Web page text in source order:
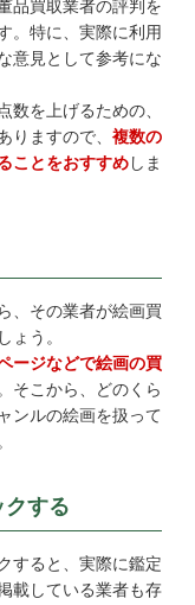
品買取業者の評判を
。特に、実際に利用
意見として参考にな
数を上げるための、
りますので、 複数の
ことをおすすめしま
、その業者が絵画買
ょう。
ージなどで絵画の買
そこから、どのくら
ンルの絵画を扱って
する
すると、実際に鑑定
載している業者も存